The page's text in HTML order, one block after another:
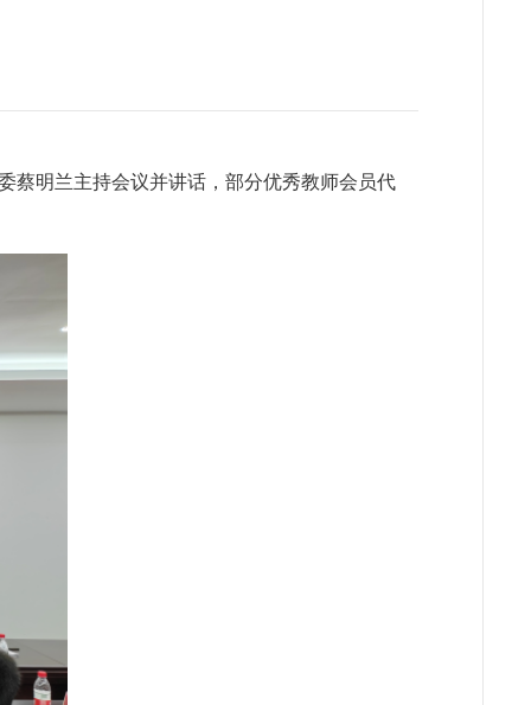
蔡明兰主持会议并讲话，部分优秀教师会员代